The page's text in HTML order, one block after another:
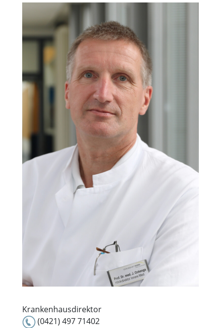
Krankenhausdirektor
(0421) 497 71402